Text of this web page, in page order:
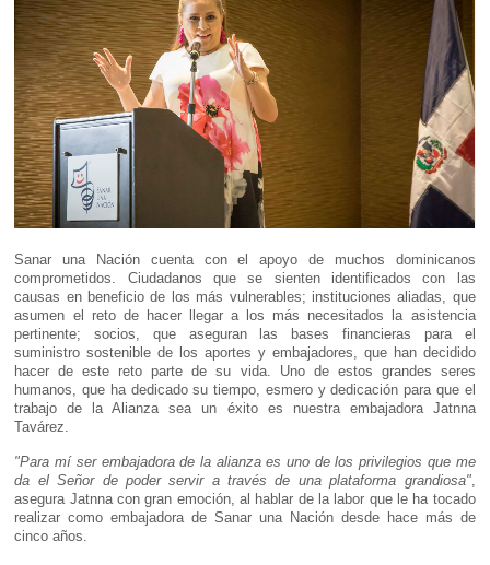
Sanar una Nación cuenta con el apoyo de muchos dominicanos
comprometidos. Ciudadanos que se sienten identificados con las
causas en beneficio de los más vulnerables; instituciones aliadas, que
asumen el reto de hacer llegar a los más necesitados la asistencia
pertinente; socios, que aseguran las bases financieras para el
suministro sostenible de los aportes y embajadores, que han decidido
hacer de este reto parte de su vida. Uno de estos grandes seres
humanos, que ha dedicado su tiempo, esmero y dedicación para que el
trabajo de la Alianza sea un éxito es nuestra embajadora Jatnna
Tavárez.
"Para mí ser embajadora de la alianza es uno de los privilegios que me
da el Señor de poder servir a través de una plataforma grandiosa",
asegura Jatnna con gran emoción, al hablar de la labor que le ha tocado
realizar como embajadora de Sanar una Nación desde hace más de
cinco años.